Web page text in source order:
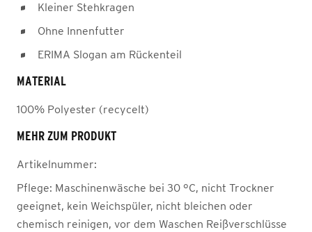
Kleiner Stehkragen
Ohne Innenfutter
ERIMA Slogan am Rückenteil
MATERIAL
100% Polyester (recycelt)
MEHR ZUM PRODUKT
Artikelnummer:
Pflege: Maschinenwäsche bei 30 °C, nicht Trockner
geeignet, kein Weichspüler, nicht bleichen oder
chemisch reinigen, vor dem Waschen Reißverschlüsse